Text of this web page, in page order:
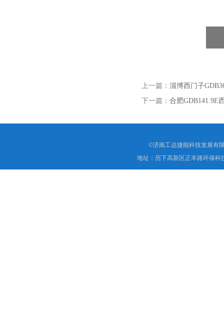
上一篇： 淄博西门子
下一篇： 合肥GDB141.9E
©济南工达捷能科技发展有
地址：历下高新区正丰路环保科